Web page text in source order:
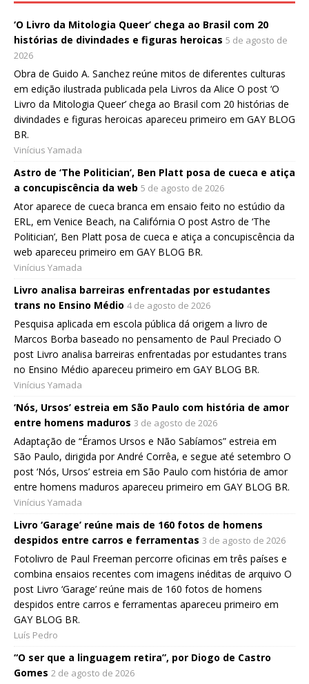
‘O Livro da Mitologia Queer’ chega ao Brasil com 20
histórias de divindades e figuras heroicas 5 de agosto de
2026
Obra de Guido A. Sanchez reúne mitos de diferentes culturas
em edição ilustrada publicada pela Livros da Alice O post ‘O
Livro da Mitologia Queer’ chega ao Brasil com 20 histórias de
divindades e figuras heroicas apareceu primeiro em GAY BLOG
BR.
Vinícius Yamada
Astro de ‘The Politician’, Ben Platt posa de cueca e atiça
a concupiscência da web 5 de agosto de 2026
Ator aparece de cueca branca em ensaio feito no estúdio da
ERL, em Venice Beach, na Califórnia O post Astro de ‘The
Politician’, Ben Platt posa de cueca e atiça a concupiscência da
web apareceu primeiro em GAY BLOG BR.
Vinícius Yamada
Livro analisa barreiras enfrentadas por estudantes
trans no Ensino Médio 4 de agosto de 2026
Pesquisa aplicada em escola pública dá origem a livro de
Marcos Borba baseado no pensamento de Paul Preciado O
post Livro analisa barreiras enfrentadas por estudantes trans
no Ensino Médio apareceu primeiro em GAY BLOG BR.
Vinícius Yamada
‘Nós, Ursos’ estreia em São Paulo com história de amor
entre homens maduros 3 de agosto de 2026
Adaptação de “Éramos Ursos e Não Sabíamos” estreia em
São Paulo, dirigida por André Corrêa, e segue até setembro O
post ‘Nós, Ursos’ estreia em São Paulo com história de amor
entre homens maduros apareceu primeiro em GAY BLOG BR.
Vinícius Yamada
Livro ‘Garage’ reúne mais de 160 fotos de homens
despidos entre carros e ferramentas 3 de agosto de 2026
Fotolivro de Paul Freeman percorre oficinas em três países e
combina ensaios recentes com imagens inéditas de arquivo O
post Livro ‘Garage’ reúne mais de 160 fotos de homens
despidos entre carros e ferramentas apareceu primeiro em
GAY BLOG BR.
Luís Pedro
“O ser que a linguagem retira”, por Diogo de Castro
Gomes 2 de agosto de 2026